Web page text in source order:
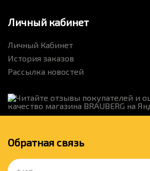
Личный кабинет
Личный Кабинет
История заказов
Рассылка новостей
Обратная связь